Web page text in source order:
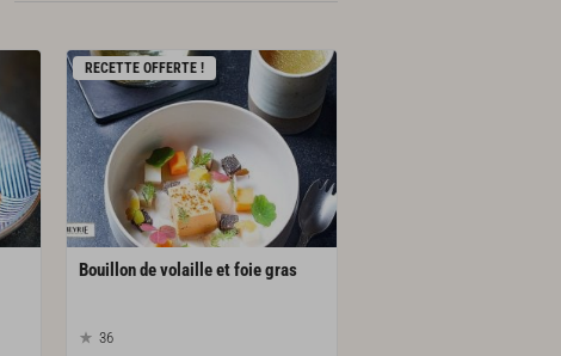
RECETTE OFFERTE !
Bouillondevolailleetfoiegras
36